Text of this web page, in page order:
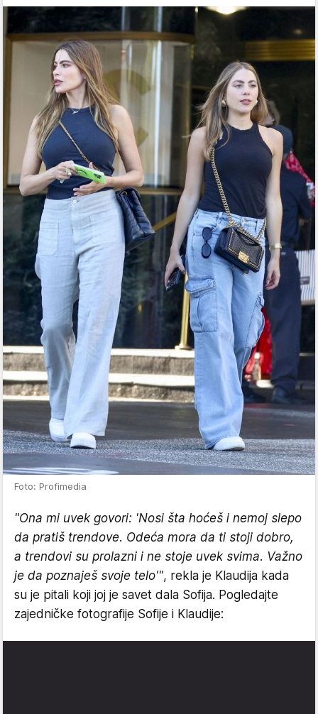
Foto: Profimedia
"Ona mi uvek govori: 'Nosi šta hoćeš i nemoj slepo
da pratiš trendove. Odeća mora da ti stoji dobro,
a trendovi su prolazni i ne stoje uvek svima. Važno
je da poznaješ svoje telo'", rekla je Klaudija kada
su je pitali koji joj je savet dala Sofija. Pogledajte
zajedničke fotografije Sofije i Klaudije: